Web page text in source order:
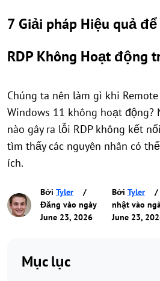
7 Giải pháp Hiệu quả
RDP Không Hoạt động
Chúng ta nên làm gì khi
Windows 11 không hoạt động?
nào gây ra lỗi RDP không kết
tìm thấy các nguyên nhân có
ích.
Bởi Tyler
/
Đăng vào ngày
June 23, 2026
Bởi Tyler
/
nhật vào
June 23,
Mục lục